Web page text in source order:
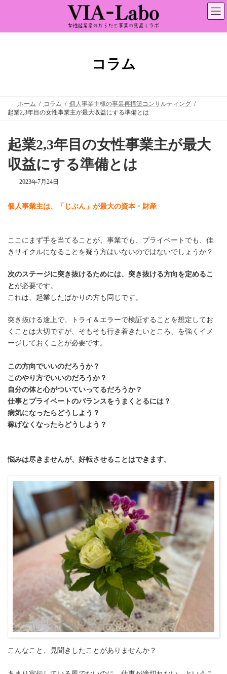
ン
ー
コラム
ホーム コラム
個人事業主様の事業再構築コンサルティング
起業2,3年目の女性事業主が最大収益にする準備とは
起業2,3年目の女性事業主が最大
収益にする準備とは
2023年7月24日
個人事業主は、「じぶん」が最大の資本・財産
ここにまず手を当てることが、事業でも、プライベートでも、佳
きサイクルになることを疑う方はいないのではないでしょうか？
次のステージに突き抜けるためには、突き抜ける方向を定めるこ
とが必要です。
これは、起業したばかりの方も同じです。
突き抜ける途上で、トライ＆エラーで検証することを想定してお
くことは大切ですが、そもそも行き着きたいところ、を強くイメ
ージしておくことが必要です。
この方向でいいのだろうか？
このやり方でいいのだろうか？
自分の体と心がついていってるだろうか？
仕事とプライベートのバランスをうまくとるには？
病気になったらどうしよう？
稼げなくなったらどうしよう？
悩みは尽きませんが、好転させることはできます。
こんなこと、見聞きしたことがありませんか？